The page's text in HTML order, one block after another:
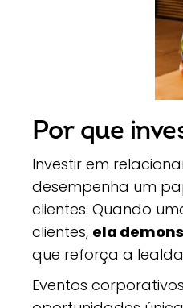
Por que
Investir em
desempenha um
clientes. Quando
clientes, ela
que reforça a
Eventos